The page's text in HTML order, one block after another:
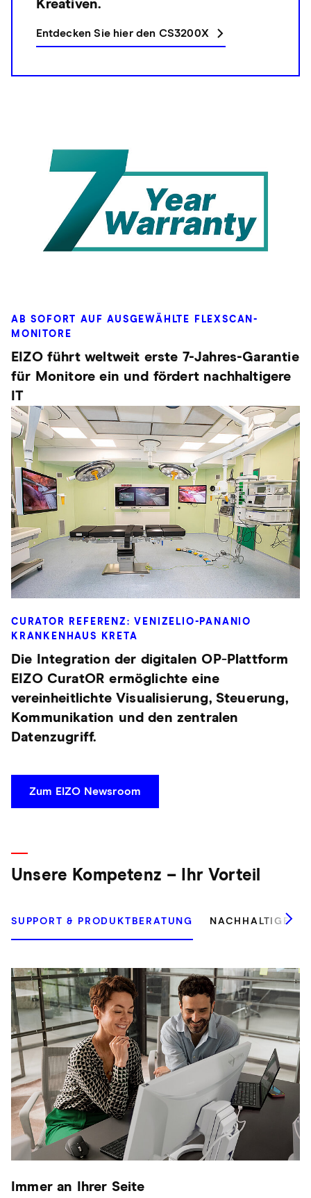
Kreativen.
Entdecken Sie hier den CS3200X
AB SOFORT AUF AUSGEWÄHLTE FLEXSCAN-
MONITORE
EIZO führt weltweit erste 7-Jahres-Garantie
für Monitore ein und fördert nachhaltigere
IT
CURATOR REFERENZ: VENIZELIO-PANANIO
KRANKENHAUS KRETA
Die Integration der digitalen OP‑Plattform
EIZO CuratOR ermöglichte eine
vereinheitlichte Visualisierung, Steuerung,
Kommunikation und den zentralen
Datenzugriff.
Zum EIZO Newsroom
Unsere Kompetenz – Ihr Vorteil
SUPPORT & PRODUKTBERATUNG NACHHALTIGE
Immer an Ihrer Seite